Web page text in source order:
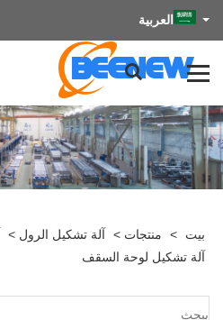
العربية
بيت > منتجات > آلة تشكيل الرول >
آلة تشكيل لوحة السقف